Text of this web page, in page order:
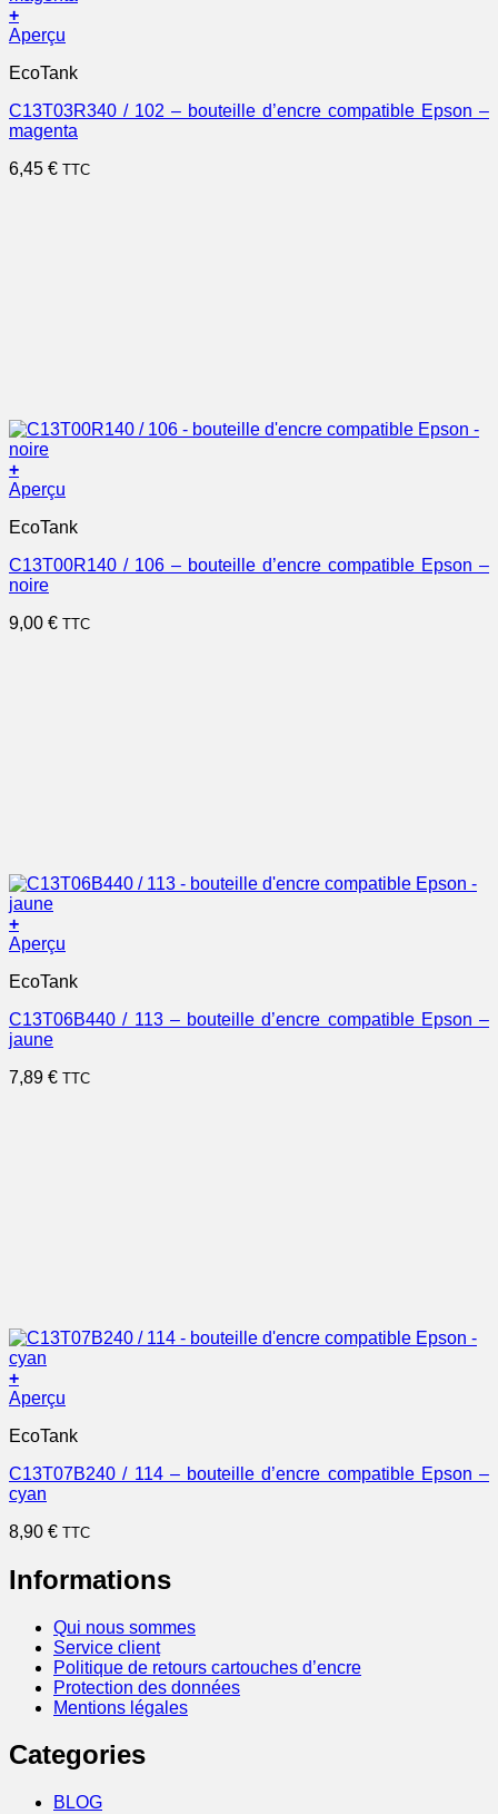
+
Aperçu
EcoTank
C13T03R340 / 102 – bouteille d’encre compatible Epson –
magenta
6,45 € TTC
+
Aperçu
EcoTank
C13T00R140 / 106 – bouteille d’encre compatible Epson –
noire
9,00 € TTC
+
Aperçu
EcoTank
C13T06B440 / 113 – bouteille d’encre compatible Epson –
jaune
7,89 € TTC
+
Aperçu
EcoTank
C13T07B240 / 114 – bouteille d’encre compatible Epson –
cyan
8,90 € TTC
Informations
Qui nous sommes
Service client
Politique de retours cartouches d’encre
Protection des données
Mentions légales
Categories
BLOG